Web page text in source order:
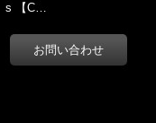
s 【C…